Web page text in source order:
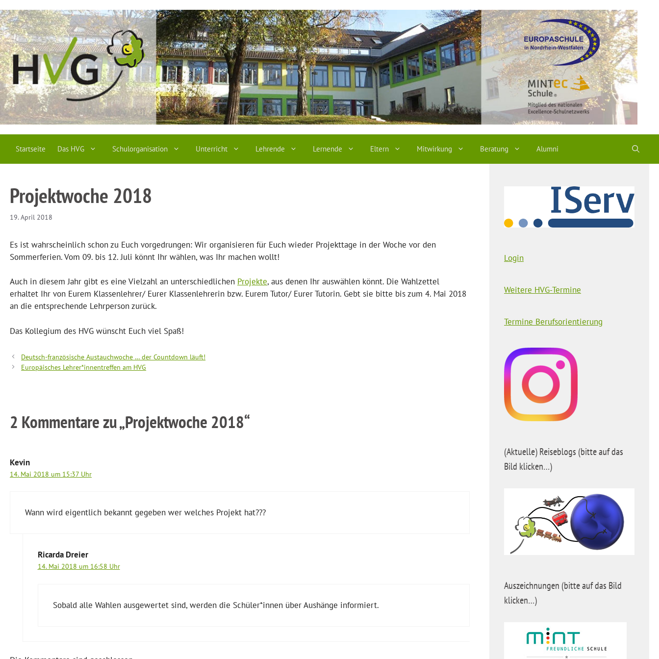
Inhalt
springen
Startseite Das HVG Schulorganisation Unterricht Lehrende Lernende Eltern Mitwirkung Beratung Alumni
Projektwoche 2018
19. April 2018
Es ist wahrscheinlich schon zu Euch vorgedrungen: Wir organisieren für Euch wieder Projekttage in der Woche vor den
Sommerferien. Vom 09. bis 12. Juli könnt Ihr wählen, was Ihr machen wollt!
Auch in diesem Jahr gibt es eine Vielzahl an unterschiedlichen Projekte, aus denen Ihr auswählen könnt. Die Wahlzettel
erhaltet Ihr von Eurem Klassenlehrer/ Eurer Klassenlehrerin bzw. Eurem Tutor/ Eurer Tutorin. Gebt sie bitte bis zum 4. Mai 2018
an die entsprechende Lehrperson zurück.
Das Kollegium des HVG wünscht Euch viel Spaß!
Deutsch-französische Austauchwoche … der Countdown läuft!
Europäisches Lehrer*innentreffen am HVG
2 Kommentare zu „Projektwoche 2018“
Kevin
14. Mai 2018 um 15:37 Uhr
Wann wird eigentlich bekannt gegeben wer welches Projekt hat???
Ricarda Dreier
14. Mai 2018 um 16:58 Uhr
Sobald alle Wahlen ausgewertet sind, werden die Schüler*innen über Aushänge informiert.
Login
Weitere HVG-Termine
Termine Berufsorientierung
(Aktuelle) Reiseblogs (bitte auf das
Bild klicken…)
Auszeichnungen (bitte auf das Bild
klicken…)